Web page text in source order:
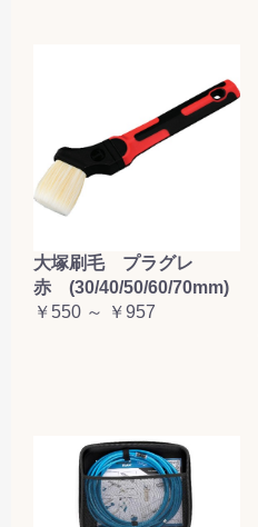
大塚刷毛 プラグレ
赤 (30/40/50/60/70mm)
￥550 ～ ￥957